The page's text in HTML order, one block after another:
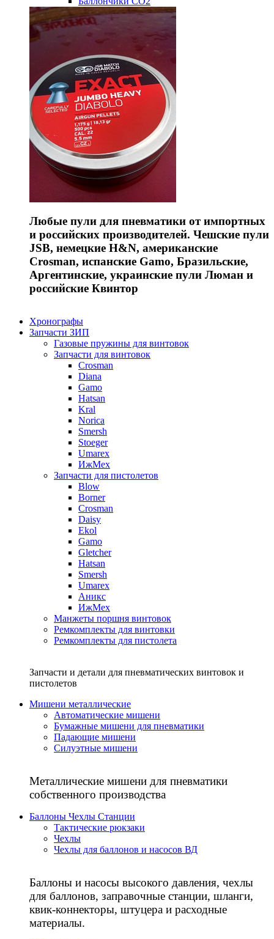
Любые пули для пневматики от импортных
и российских производителей. Чешские пули
JSB, немецкие H&N, американские
Crosman, испанские Gamo, Бразильские,
Аргентинские, украинские пули Люман и
российские Квинтор
Хронографы
Запчасти ЗИП
Газовые пружины для винтовок
Запчасти для винтовок
Crosman
Diana
Gamo
Hatsan
Kral
Norica
Smersh
Stoeger
Umarex
ИжМех
Запчасти для пистолетов
Blow
Borner
Crosman
Daisy
Ekol
Gamo
Gletcher
Hatsan
Smersh
Umarex
Аникс
ИжМех
Манжеты поршня винтовок
Ремкомплекты для винтовки
Ремкомплекты для пистолета
Запчасти и детали для пневматических винтовок и
пистолетов
Мишени металлические
Автоматические мишени
Бумажные мишени для пневматики
Падающие мишени
Силуэтные мишени
Металлические мишени для пневматики
собственного производства
Баллоны Чехлы Станции
Тактические рюкзаки
Чехлы
Чехлы для баллонов и насосов ВД
Баллоны и насосы высокого давления, чехлы
для баллонов, заправочные станции, шланги,
квик-коннекторы, штуцера и расходные
материалы.